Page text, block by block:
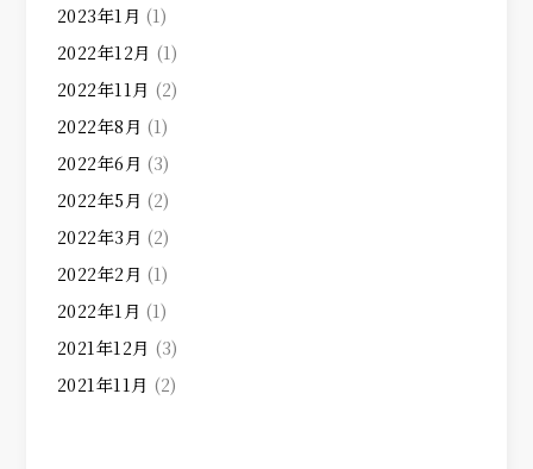
2023年1月 (1)
2022年12月 (1)
2022年11月 (2)
2022年8月 (1)
2022年6月 (3)
2022年5月 (2)
2022年3月 (2)
2022年2月 (1)
2022年1月 (1)
2021年12月 (3)
2021年11月 (2)